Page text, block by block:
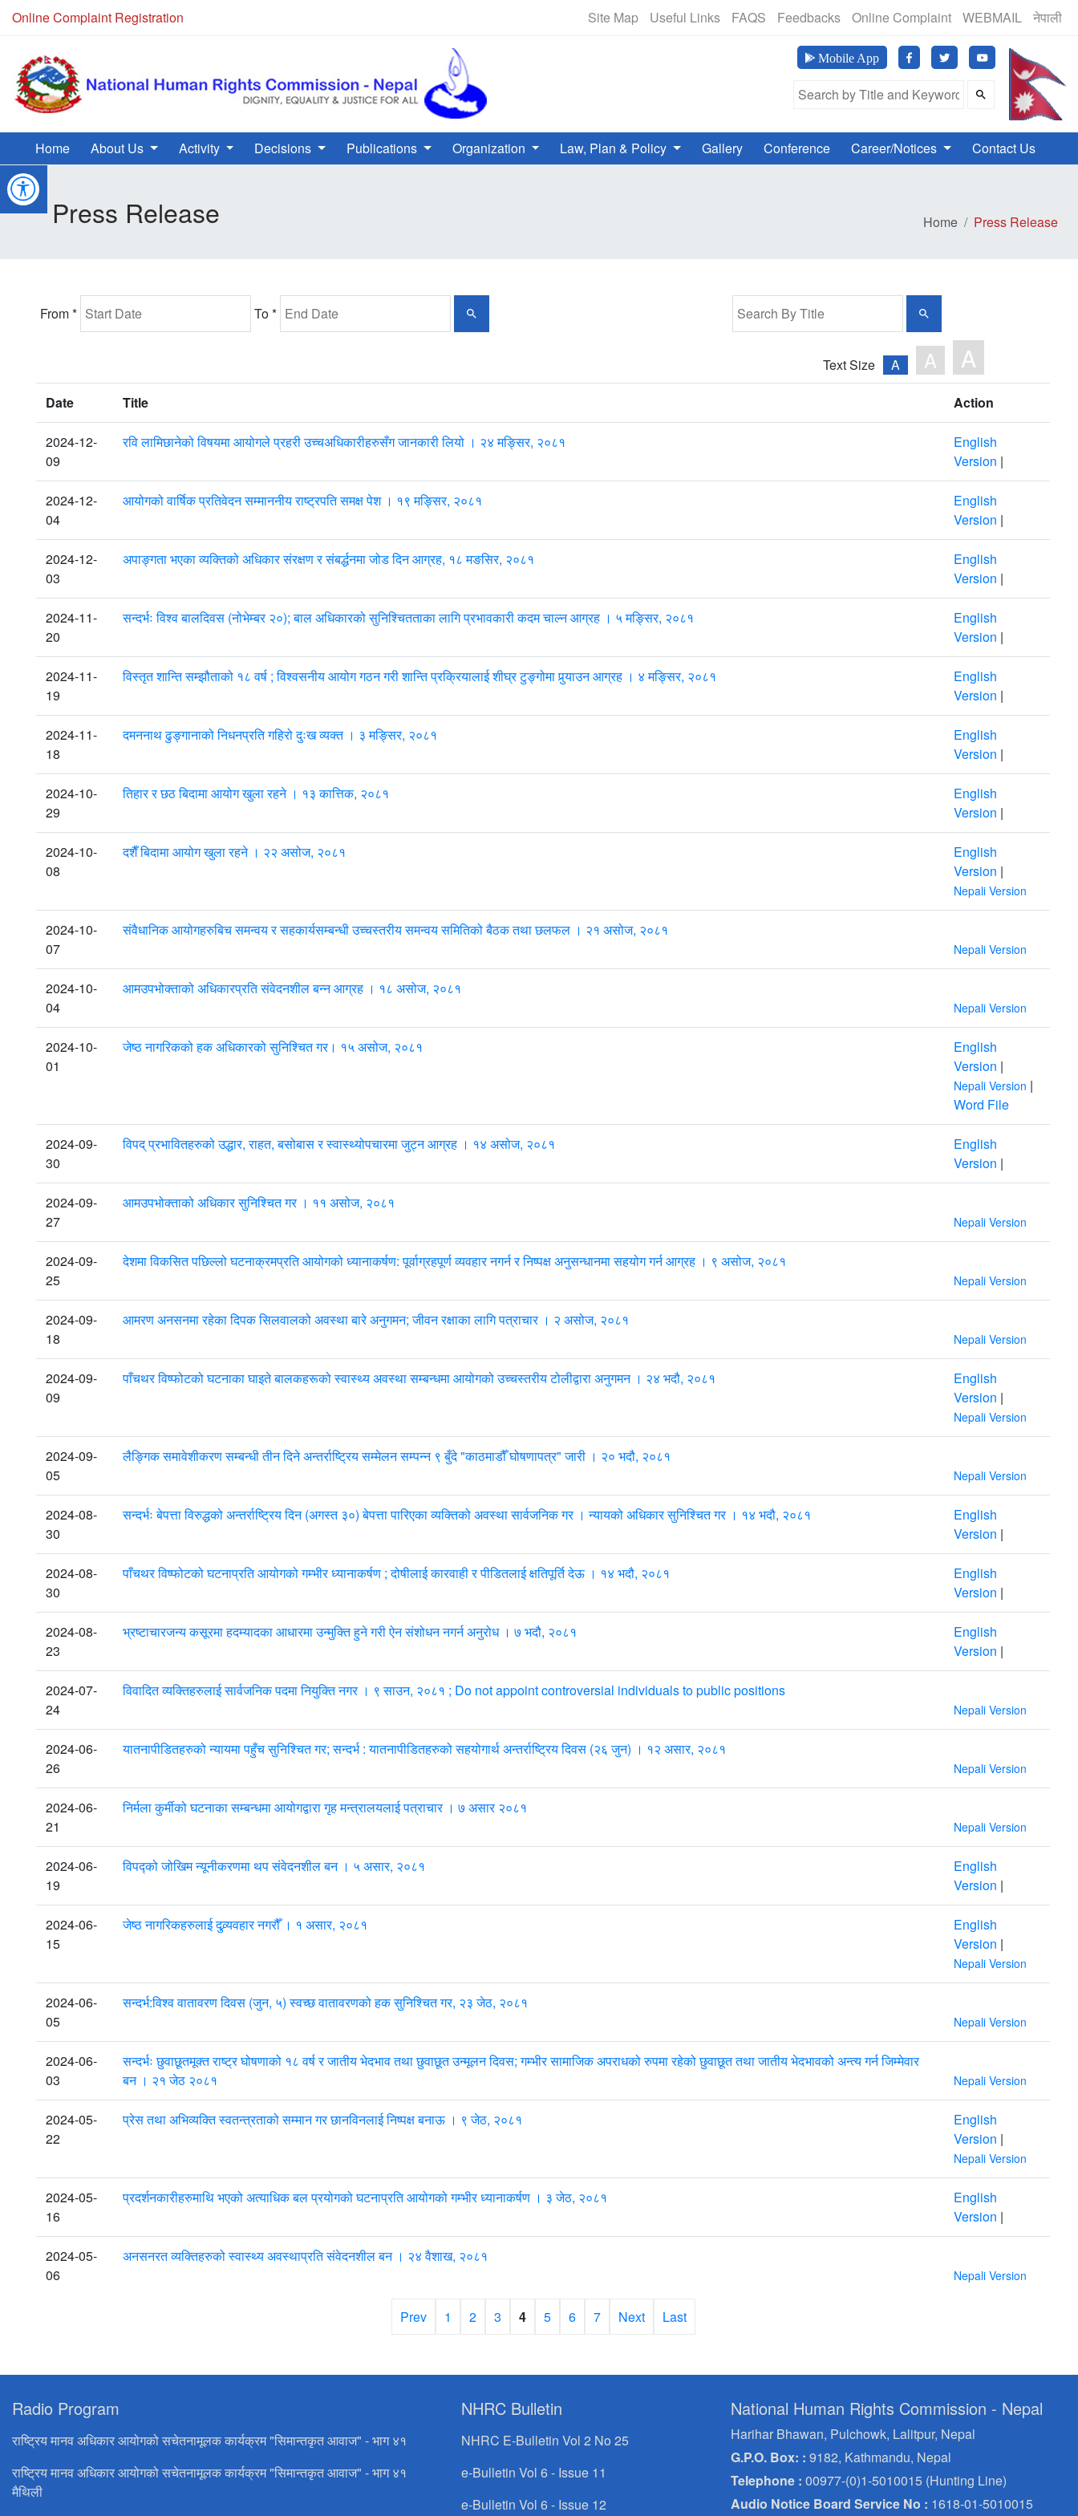
Online Complaint Registration मानव अधिकार हटलाइन - +९७७-१-५०१०००० (२४सै घण्टा खुला, बिदाका दिनमा समेत)
Site Map Useful Links FAQS Feedbacks Online Complaint WEBMAIL नेपाली
Mobile App
Search Field
Home About Us Activity Decisions Publications Organization Law, Plan & Policy Gallery Conference Career/Notices Contact Us
Press Release Home Press Release
From * To *
Text Size A A A
Date Title Action
2024-12-
09
रवि लामिछानेको विषयमा आयोगले प्रहरी उच्चअधिकारीहरुसँग जानकारी लियो । २४ मङ्सिर, २०८१
English
Version |
2024-12-
04
आयोगको वार्षिक प्रतिवेदन सम्माननीय राष्ट्रपति समक्ष पेश । १९ मङ्सिर, २०८१
English
Version |
2024-12-
03
अपाङ्गता भएका व्यक्तिको अधिकार संरक्षण र संबर्द्धनमा जोड दिन आग्रह, १८ मङसिर, २०८१
English
Version |
2024-11-
20
सन्दर्भः विश्व बालदिवस (नोभेम्बर २०); बाल अधिकारको सुनिश्चितताका लागि प्रभावकारी कदम चाल्न आग्रह । ५ मङ्सिर, २०८१
English
Version |
2024-11-
19
विस्तृत शान्ति सम्झौताको १८ वर्ष ; विश्वसनीय आयोग गठन गरी शान्ति प्रक्रियालाई शीघ्र टुङ्गोमा पुर्‍याउन आग्रह । ४ मङ्सिर, २०८१
English
Version |
2024-11-
18
दमननाथ ढुङ्गानाको निधनप्रति गहिरो दुःख व्यक्त । ३ मङ्सिर, २०८१
English
Version |
2024-10-
29
तिहार र छठ बिदामा आयोग खुला रहने । १३ कात्तिक, २०८१
English
Version |
2024-10-
08
दशैँ बिदामा आयोग खुला रहने । २२ असोज, २०८१
English
Version |
Nepali Version
2024-10-
07
संवैधानिक आयोगहरुबिच समन्वय र सहकार्यसम्बन्धी उच्चस्तरीय समन्वय समितिको बैठक तथा छलफल । २१ असोज, २०८१
Nepali Version
2024-10-
04
आमउपभोक्ताको अधिकारप्रति संवेदनशील बन्न आग्रह । १८ असोज, २०८१
Nepali Version
2024-10-
01
जेष्ठ नागरिकको हक अधिकारको सुनिश्चित गर। १५ असोज, २०८१
English
Version |
Nepali Version |
Word File
2024-09-
30
विपद् प्रभावितहरुको उद्धार, राहत, बसोबास र स्वास्थ्योपचारमा जुट्न आग्रह । १४ असोज, २०८१
English
Version |
2024-09-
27
आमउपभोक्ताको अधिकार सुनिश्चित गर । ११ असोज, २०८१
Nepali Version
2024-09-
25
देशमा विकसित पछिल्लो घटनाक्रमप्रति आयोगको ध्यानाकर्षण: पूर्वाग्रहपूर्ण व्यवहार नगर्न र निष्पक्ष अनुसन्धानमा सहयोग गर्न आग्रह । ९ असोज, २०८१
Nepali Version
2024-09-
18
आमरण अनसनमा रहेका दिपक सिलवालको अवस्था बारे अनुगमन; जीवन रक्षाका लागि पत्राचार । २ असोज, २०८१
Nepali Version
2024-09-
09
पाँचथर विष्फोटको घटनाका घाइते बालकहरूको स्वास्थ्य अवस्था सम्बन्धमा आयोगको उच्चस्तरीय टोलीद्वारा अनुगमन । २४ भदौ, २०८१
English
Version |
Nepali Version
2024-09-
05
लैङ्गिक समावेशीकरण सम्बन्धी तीन दिने अन्तर्राष्ट्रिय सम्मेलन सम्पन्न ९ बुँदे "काठमाडौँ घोषणापत्र" जारी । २० भदौ, २०८१
Nepali Version
2024-08-
30
सन्दर्भः बेपत्ता विरुद्धको अन्तर्राष्ट्रिय दिन (अगस्त ३०) बेपत्ता पारिएका व्यक्तिको अवस्था सार्वजनिक गर । न्यायको अधिकार सुनिश्चित गर । १४ भदौ, २०८१
English
Version |
2024-08-
30
पाँचथर विष्फोटको घटनाप्रति आयोगको गम्भीर ध्यानाकर्षण ; दोषीलाई कारवाही र पीडितलाई क्षतिपूर्ति देऊ । १४ भदौ, २०८१
English
Version |
2024-08-
23
भ्रष्टाचारजन्य कसूरमा हदम्यादका आधारमा उन्मुक्ति हुने गरी ऐन संशोधन नगर्न अनुरोध । ७ भदौ, २०८१
English
Version |
2024-07-
24
विवादित व्यक्तिहरुलाई सार्वजनिक पदमा नियुक्ति नगर । ९ साउन, २०८१ ; Do not appoint controversial individuals to public positions
Nepali Version
2024-06-
26
यातनापीडितहरुको न्यायमा पहुँच सुनिश्चित गर; सन्दर्भ : यातनापीडितहरुको सहयोगार्थ अन्तर्राष्ट्रिय दिवस (२६ जुन) । १२ असार, २०८१
Nepali Version
2024-06-
21
निर्मला कुर्मीको घटनाका सम्बन्धमा आयोगद्वारा गृह मन्त्रालयलाई पत्राचार । ७ असार २०८१
Nepali Version
2024-06-
19
विपद्को जोखिम न्यूनीकरणमा थप संवेदनशील बन । ५ असार, २०८१
English
Version |
2024-06-
15
जेष्ठ नागरिकहरुलाई दुव्र्यवहार नगरौँ । १ असार, २०८१
English
Version |
Nepali Version
2024-06-
05
सन्दर्भ:विश्व वातावरण दिवस (जुन, ५) स्वच्छ वातावरणको हक सुनिश्चित गर, २३ जेठ, २०८१
Nepali Version
2024-06-
03
सन्दर्भः छुवाछूतमूक्त राष्ट्र घोषणाको १८ वर्ष र जातीय भेदभाव तथा छुवाछूत उन्मूलन दिवस; गम्भीर सामाजिक अपराधको रुपमा रहेको छुवाछूत तथा जातीय भेदभावको अन्त्य गर्न जिम्मेवार
बन । २१ जेठ २०८१
Nepali Version
2024-05-
22
प्रेस तथा अभिव्यक्ति स्वतन्त्रताको सम्मान गर छानविनलाई निष्पक्ष बनाऊ । ९ जेठ, २०८१
English
Version |
Nepali Version
2024-05-
16
प्रदर्शनकारीहरुमाथि भएको अत्याधिक बल प्रयोगको घटनाप्रति आयोगको गम्भीर ध्यानाकर्षण । ३ जेठ, २०८१
English
Version |
2024-05-
06
अनसनरत व्यक्तिहरुको स्वास्थ्य अवस्थाप्रति संवेदनशील बन । २४ वैशाख, २०८१
Nepali Version
Prev 1 2 3 4 5 6 7 Next Last
Radio Program
राष्ट्रिय मानव अधिकार आयोगको सचेतनामूलक कार्यक्रम "सिमान्तकृत आवाज" - भाग ४१
राष्ट्रिय मानव अधिकार आयोगको सचेतनामूलक कार्यक्रम "सिमान्तकृत आवाज" - भाग ४१
मैथिली
NHRC Bulletin
NHRC E-Bulletin Vol 2 No 25
e-Bulletin Vol 6 - Issue 11
e-Bulletin Vol 6 - Issue 12
National Human Rights Commission - Nepal
Harihar Bhawan, Pulchowk, Lalitpur, Nepal
G.P.O. Box: : 9182, Kathmandu, Nepal
Telephone : 00977-(0)1-5010015 (Hunting Line)
Audio Notice Board Service No : 1618-01-5010015